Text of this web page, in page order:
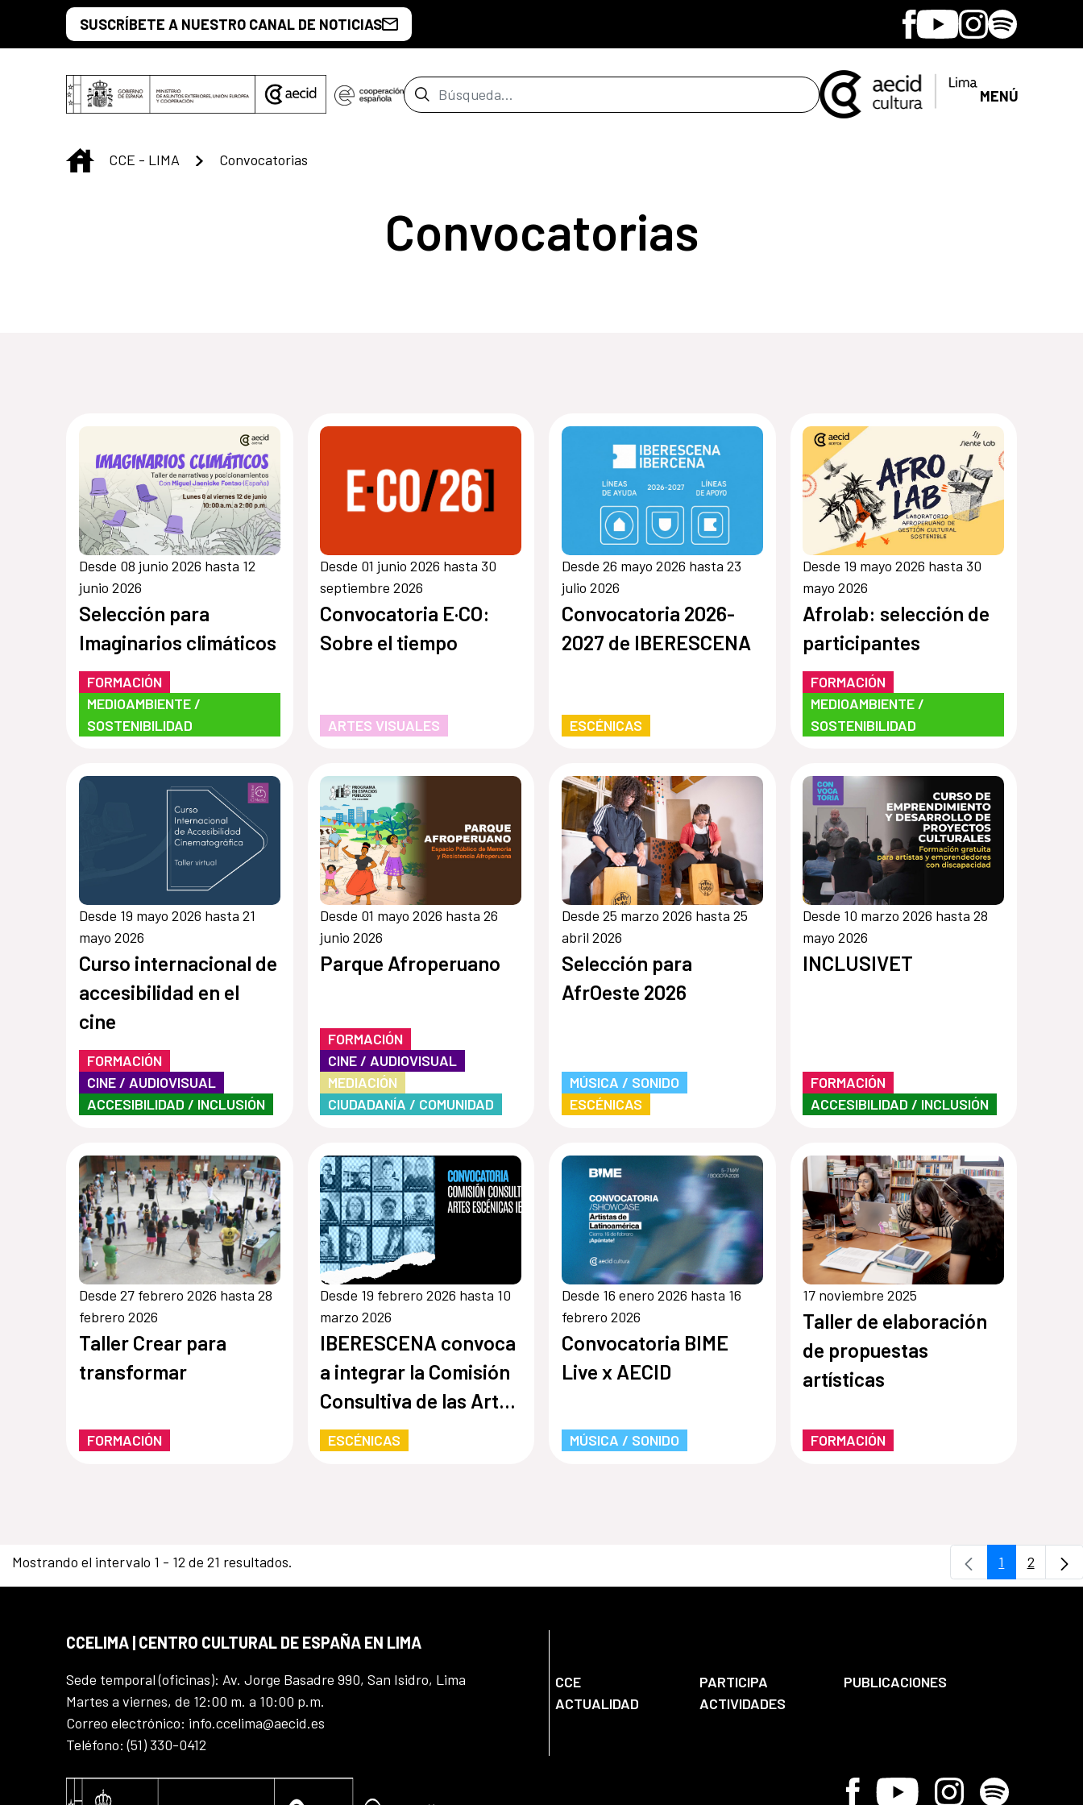
Saltar al contenido principal
SUSCRÍBETE A NUESTRO CANAL DE NOTICIAS Facebook
YoutubeInstagram
Spotify
Barra de búsqueda MENÚ
INICIO
CCE - LIMA Convocatorias
Convocatorias
Desde 08 junio 2026 hasta 12
junio 2026
Selección para
Imaginarios climáticos
FORMACIÓN
MEDIOAMBIENTE /
SOSTENIBILIDAD
Desde 01 junio 2026 hasta 30
septiembre 2026
Convocatoria E·CO:
Sobre el tiempo
ARTES VISUALES
Desde 26 mayo 2026 hasta 23
julio 2026
Convocatoria 2026-
2027 de IBERESCENA
ESCÉNICAS
Desde 19 mayo 2026 hasta 30
mayo 2026
Afrolab: selección de
participantes
FORMACIÓN
MEDIOAMBIENTE /
SOSTENIBILIDAD
Desde 19 mayo 2026 hasta 21
mayo 2026
Curso internacional de
accesibilidad en el
cine
FORMACIÓN
CINE / AUDIOVISUAL
ACCESIBILIDAD / INCLUSIÓN
Desde 01 mayo 2026 hasta 26
junio 2026
Parque Afroperuano
FORMACIÓN
CINE / AUDIOVISUAL
MEDIACIÓN
CIUDADANÍA / COMUNIDAD
Desde 25 marzo 2026 hasta 25
abril 2026
Selección para
AfrOeste 2026
MÚSICA / SONIDO
ESCÉNICAS
Desde 10 marzo 2026 hasta 28
mayo 2026
INCLUSIVET
FORMACIÓN
ACCESIBILIDAD / INCLUSIÓN
Desde 27 febrero 2026 hasta 28
febrero 2026
Taller Crear para
transformar
FORMACIÓN
Desde 19 febrero 2026 hasta 10
marzo 2026
IBERESCENA convoca
a integrar la Comisión
Consultiva de las Artes
Escénicas
Iberoamericanas
ESCÉNICAS
Desde 16 enero 2026 hasta 16
febrero 2026
Convocatoria BIME
Live x AECID
MÚSICA / SONIDO
17 noviembre 2025
Taller de elaboración
de propuestas
artísticas
FORMACIÓN
Mostrando el intervalo 1 - 12 de 21 resultados. Página
1 Página
2
CCELIMA | CENTRO CULTURAL DE ESPAÑA EN LIMA
Sede temporal (oficinas): Av. Jorge Basadre 990, San Isidro, Lima
Martes a viernes, de 12:00 m. a 10:00 p.m.
Correo electrónico: info.ccelima@aecid.es
Teléfono: (51) 330-0412
CCE PARTICIPA
PUBLICACIONES
ACTUALIDAD
ACTIVIDADES
Facebook
Youtube InstagramSpotify